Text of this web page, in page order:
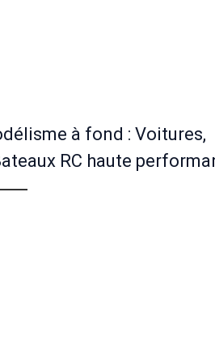
à fond : Voitures,
RC haute